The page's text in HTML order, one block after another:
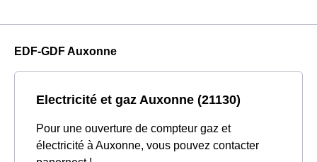
EDF-GDF Auxonne
Electricité et gaz Auxonne (21130)
Pour une ouverture de compteur gaz et
électricité à Auxonne, vous pouvez contacter